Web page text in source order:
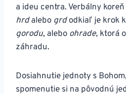
a ideu centra. Verbálny
hrdalebo grdodkiaľ je krok
gorodu, alebo ohrade, ktorá
záhradu.
Dosiahnutie jednoty s
spomenutie si na pôvodnú